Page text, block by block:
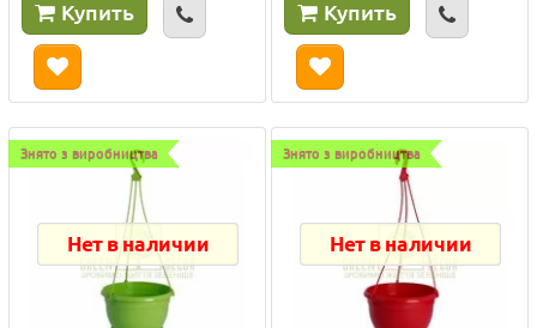
Купить Купить
Знято з виробництва
Нет в наличии
Знято з виробництва
Нет в наличии